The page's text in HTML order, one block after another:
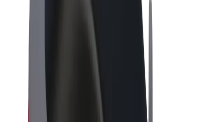
E-kola